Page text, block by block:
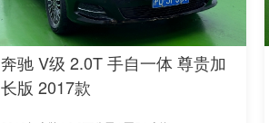
奔驰 V级 2.0T 手自一体 尊贵加
长版 2017款